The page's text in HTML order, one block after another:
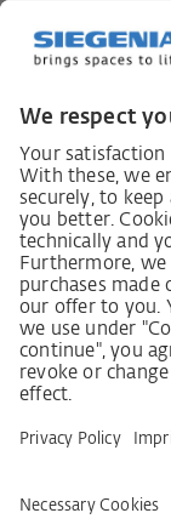
постачання
Декларація про
людини
Процедура
до Закону про
постачання
Довідкові дані